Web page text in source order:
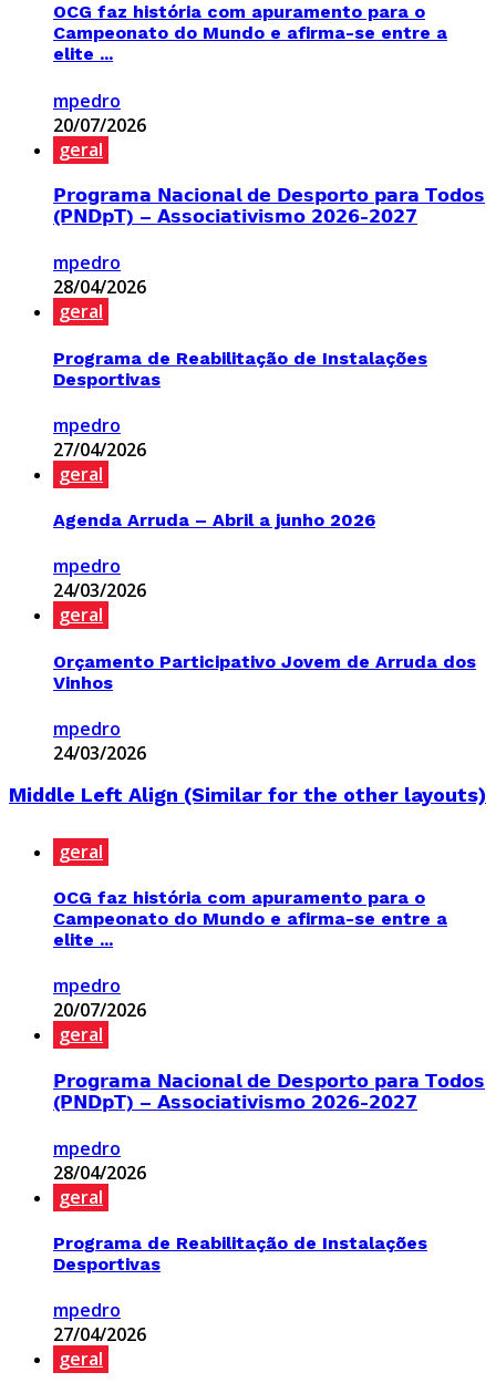
OCG faz história com apuramento para o
Campeonato do Mundo e afirma-se entre a
elite ...
mpedro
20/07/2026
geral
𝗣𝗿𝗼𝗴𝗿𝗮𝗺𝗮 𝗡𝗮𝗰𝗶𝗼𝗻𝗮𝗹 𝗱𝗲 𝗗𝗲𝘀𝗽𝗼𝗿𝘁𝗼 𝗽𝗮𝗿𝗮 𝗧𝗼𝗱𝗼𝘀
(𝗣𝗡𝗗𝗽𝗧) – 𝗔𝘀𝘀𝗼𝗰𝗶𝗮𝘁𝗶𝘃𝗶𝘀𝗺𝗼 𝟮𝟬𝟮𝟲-𝟮𝟬𝟮𝟳
mpedro
28/04/2026
geral
Programa de Reabilitação de Instalações
Desportivas
mpedro
27/04/2026
geral
Agenda Arruda – Abril a junho 2026
mpedro
24/03/2026
geral
Orçamento Participativo Jovem de Arruda dos
Vinhos
mpedro
24/03/2026
Middle Left Align (Similar for the other layouts)
geral
OCG faz história com apuramento para o
Campeonato do Mundo e afirma-se entre a
elite ...
mpedro
20/07/2026
geral
𝗣𝗿𝗼𝗴𝗿𝗮𝗺𝗮 𝗡𝗮𝗰𝗶𝗼𝗻𝗮𝗹 𝗱𝗲 𝗗𝗲𝘀𝗽𝗼𝗿𝘁𝗼 𝗽𝗮𝗿𝗮 𝗧𝗼𝗱𝗼𝘀
(𝗣𝗡𝗗𝗽𝗧) – 𝗔𝘀𝘀𝗼𝗰𝗶𝗮𝘁𝗶𝘃𝗶𝘀𝗺𝗼 𝟮𝟬𝟮𝟲-𝟮𝟬𝟮𝟳
mpedro
28/04/2026
geral
Programa de Reabilitação de Instalações
Desportivas
mpedro
27/04/2026
geral